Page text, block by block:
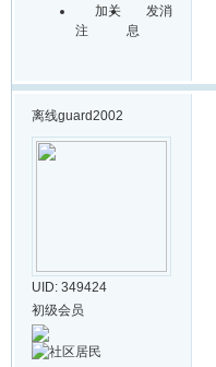
加关
注
发消
息
离线guard2002
UID: 349424
初级会员